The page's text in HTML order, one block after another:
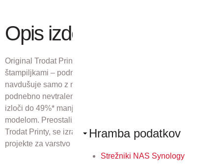
Hramba podatkov
Strežniki NAS Synology
Opis izdelka
Original Trodat Printy 4.0. je uspešnica med Trodat
štampiljkami – podnebno nevtralnimi kot standard! Ne
navdušuje samo z njegovim privlačnim dizajnom – je tudi
podnebno nevtralen, kot standard, saj se ob proizvodnji
izloči do 49%* manj CO2 v primerjavi s predhodnim
modelom. Preostali, neizogibni CO2 ob izdelavi štampiljke
Trodat Printy, se izravna z vlaganjem v Gold Standard –
projekte za varstvo podnebja, ki jih priporoča WWF®.